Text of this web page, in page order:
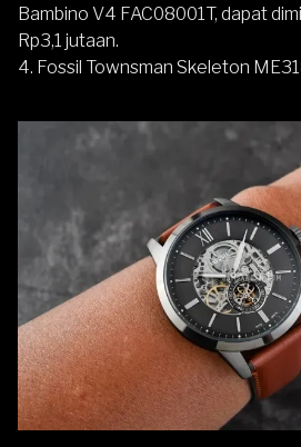
Bambino V4 FAC08001T, dapat
Rp3,1 jutaan.
4. Fossil Townsman Skeleton